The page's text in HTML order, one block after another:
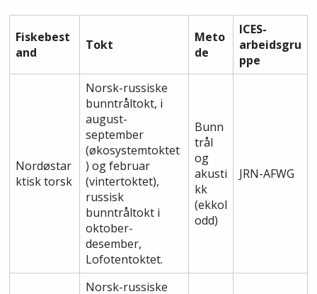
Fiskebest
and
Tokt
Meto
de
ICES-
arbeidsgru
ppe
Nordøstar
ktisk torsk
Norsk-russiske
bunntråltokt, i
august-
september
(økosystemtoktet
) og februar
(vintertoktet),
russisk
bunntråltokt i
oktober-
desember,
Lofotentoktet.
Bunn
trål
og
akusti
kk
(ekkol
odd)
JRN-AFWG
Norsk-russiske